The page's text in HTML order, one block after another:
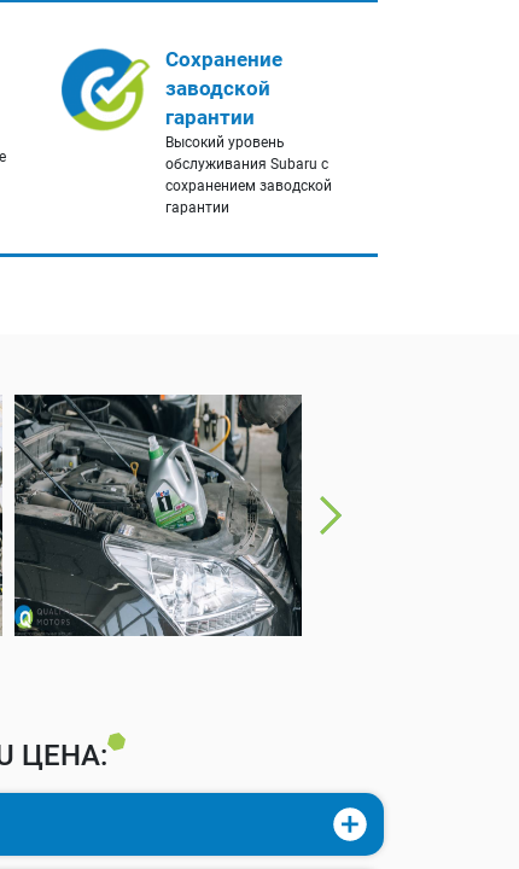
Сохранение
заводской
гарантии
Высокий уровень
обслуживания Subaru с
сохранением заводской
гарантии
ЦЕНА: